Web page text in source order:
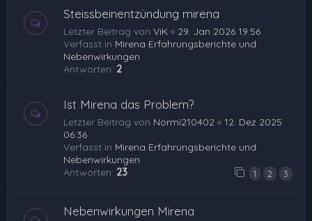
Steissbeinentzündung mirena
Letzter Beitrag von ViK « 29. Jan 2026 19:56
Verfasst in Mirena Erfahrungsberichte und
Nebenwirkungen
Antworten: 2
Ist Mirena das Problem?
Letzter Beitrag von Normi210402 « 12. Dez 2025
06:36
Verfasst in Mirena Erfahrungsberichte und
Nebenwirkungen
Antworten: 23 1 2 3
Nebenwirkungen Mirena